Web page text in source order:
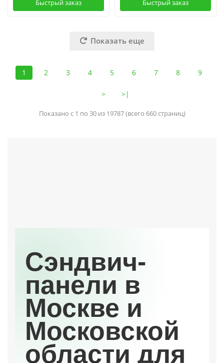
Быстрый заказ Быстрый заказ
Показать еще
1 2 3 4 5 6 7 8 9
> >|
Показано с 1 по 30 из 19787 (всего 660 страниц)
Сэндвич-
панели в
Москве и
Московской
области для